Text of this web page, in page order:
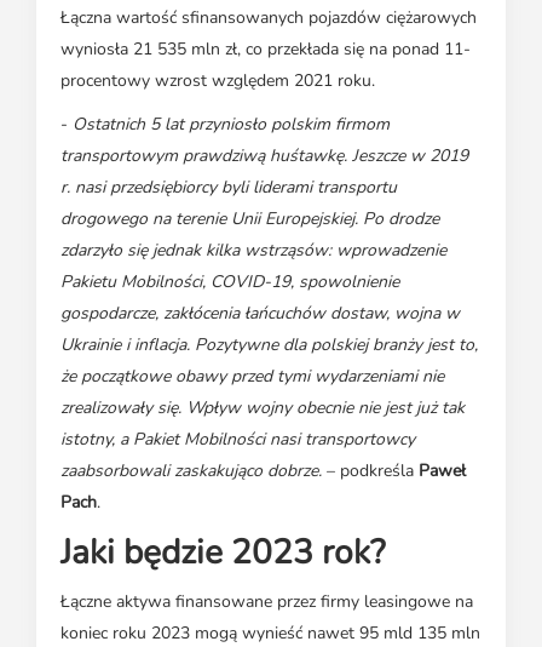
Łączna wartość sfinansowanych pojazdów ciężarowych
wyniosła 21 535 mln zł, co przekłada się na ponad 11-
procentowy wzrost względem 2021 roku.
- Ostatnich 5 lat przyniosło polskim firmom
transportowym prawdziwą huśtawkę. Jeszcze w 2019
r. nasi przedsiębiorcy byli liderami transportu
drogowego na terenie Unii Europejskiej. Po drodze
zdarzyło się jednak kilka wstrząsów: wprowadzenie
Pakietu Mobilności, COVID-19, spowolnienie
gospodarcze, zakłócenia łańcuchów dostaw, wojna w
Ukrainie i inflacja. Pozytywne dla polskiej branży jest to,
że początkowe obawy przed tymi wydarzeniami nie
zrealizowały się. Wpływ wojny obecnie nie jest już tak
istotny, a Pakiet Mobilności nasi transportowcy
zaabsorbowali zaskakująco dobrze. – podkreśla Paweł
Pach.
Jaki będzie 2023 rok?
Łączne aktywa finansowane przez firmy leasingowe na
koniec roku 2023 mogą wynieść nawet 95 mld 135 mln